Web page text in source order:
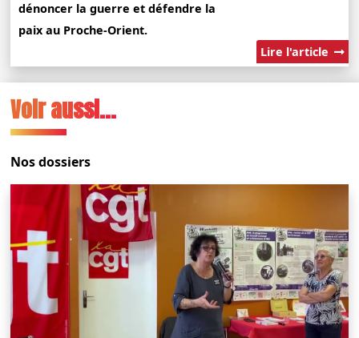
dénoncer la guerre et défendre la
paix au Proche-Orient.
Lire l'article
Voir aussi...
Nos dossiers